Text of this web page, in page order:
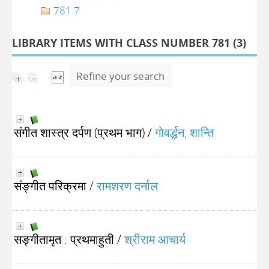
781.7
LIBRARY ITEMS WITH CLASS NUMBER 781 (3)
Refine your search
संगीत शास्त्र दर्पण (प्रथम भाग)/गोवर्द्धन, शान्ति
संङ्गीत परिक्रमा/रामशरण दर्नाल
सङ्गीतामृत : प्रथमाहुती/श्रीराम आचार्य